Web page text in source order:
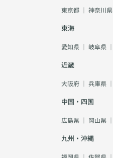
東京都 ｜ 神奈川県
東海
愛知県 ｜ 岐阜県 ｜
近畿
大阪府 ｜ 兵庫県 ｜
中国・四国
広島県 ｜ 岡山県 ｜
九州・沖縄